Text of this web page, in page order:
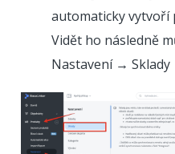
automaticky vytvoří
Vidět ho následně
Nastavení → Sklady